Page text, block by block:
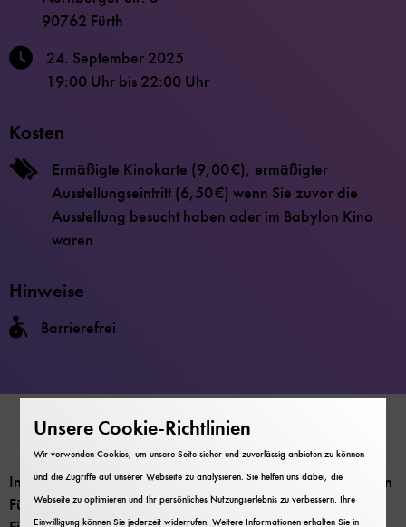
90762 Fürth
24. September 2025
19:00 Uhr bis 22:00 Uhr
Kosten
Ermäßigte Kinokarte (9,00 €), ermäßigter
Ausstellungseintritt (6,50 €) wenn Sie zuvor die
Ausstellung besucht haben oder im Babylon Kino
waren
Hinweise
Barrierefrei
In Zusammenarbeit mit dem Babylon Kino am Stadtpark in
Fürth zeigt das Zukunftsmuseum Nürnberg eine
Unsere Cookie-Richtlinien
Wir verwenden Cookies, um unsere Seite sicher und zuverlässig anbieten zu können
und die Zugriffe auf unserer Webseite zu analysieren. Sie helfen uns dabei, die
Webseite zu optimieren und Ihr persönliches Nutzungserlebnis zu verbessern. Ihre
Einwilligung können Sie jederzeit widerrufen. Weitere Informationen erhalten Sie in